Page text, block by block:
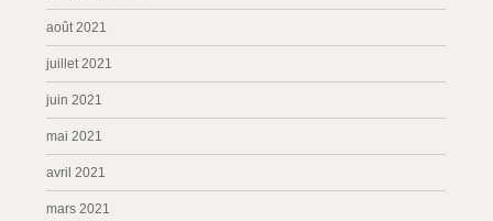
août 2021
juillet 2021
juin 2021
mai 2021
avril 2021
mars 2021